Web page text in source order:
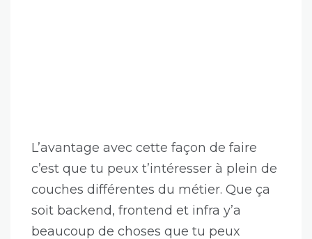
L’avantage avec cette façon de faire
c’est que tu peux t’intéresser à plein de
couches différentes du métier. Que ça
soit backend, frontend et infra y’a
beaucoup de choses que tu peux